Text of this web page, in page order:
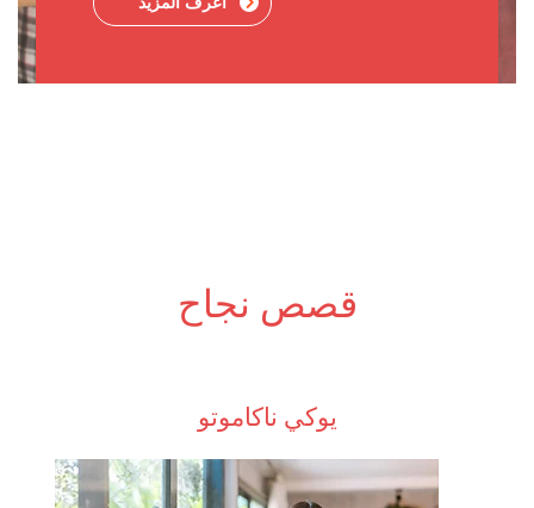
قصص نجاح
يوكي ناكاموتو